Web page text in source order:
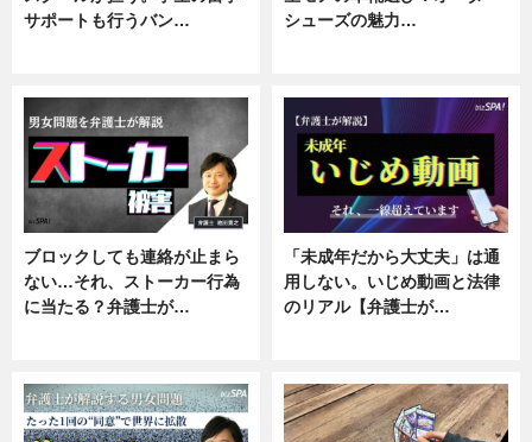
サポートも行うバン…
シューズの魅力…
ブロックしても連絡が止まら
ない…それ、ストーカー行為
に当たる？弁護士が…
「未成年だから大丈夫」は通
用しない。いじめ動画と法律
のリアル【弁護士が…